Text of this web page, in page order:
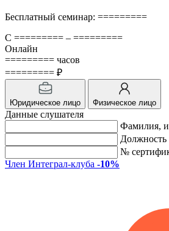
Бесплатный семинар: =========
С ========= – =========
Онлайн
========= часов
========= ₽
Юридическое лицо Физическое лицо
Данные слушателя
Фамилия,
Должность
№
Член Интеграл-клуба -10%